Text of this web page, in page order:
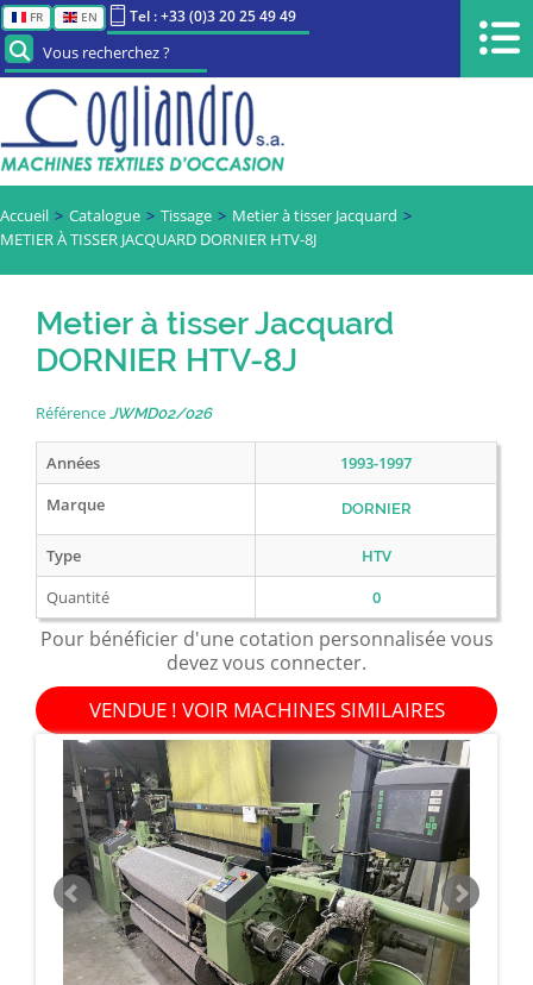
FR EN Tel : +33 (0)3 20 25 49 49
Vous recherchez ?
Accueil Catalogue Tissage
Metier à tisser Jacquard
METIER À TISSER JACQUARD DORNIER HTV-8J
Metier à tisser Jacquard
DORNIER HTV-8J
Référence JWMD02/026
Années
1993-1997
Marque
DORNIER
Type
HTV
Quantité
0
Pour bénéficier d'une cotation personnalisée vous
devez vous connecter.
VENDUE ! VOIR MACHINES SIMILAIRES